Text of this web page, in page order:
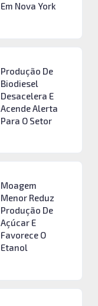
Em Nova York
Produção De
Biodiesel
Desacelera E
Acende Alerta
Para O Setor
Moagem
Menor Reduz
Produção De
Açúcar E
Favorece O
Etanol